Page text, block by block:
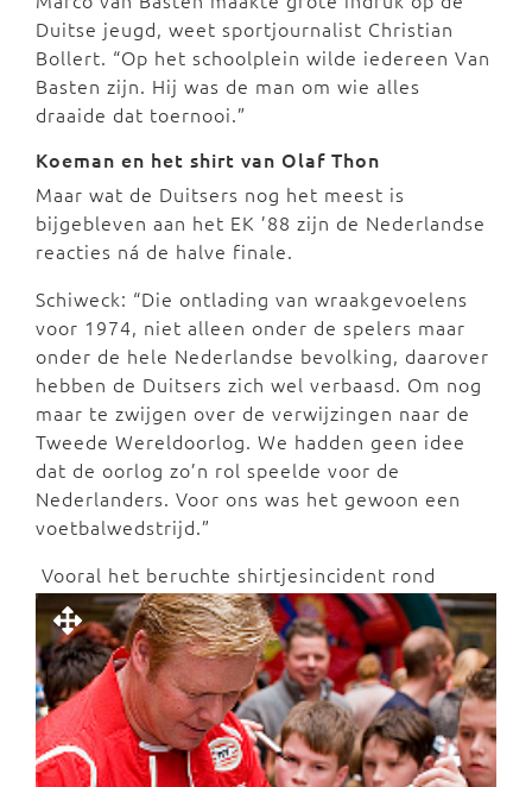
Duitse jeugd, weet sportjournalist Christian
Bollert. “Op het schoolplein wilde iedereen Van
Basten zijn. Hij was de man om wie alles
draaide dat toernooi.”
Koeman en het shirt van Olaf Thon
Maar wat de Duitsers nog het meest is
bijgebleven aan het EK ’88 zijn de Nederlandse
reacties ná de halve finale.
Schiweck: “Die ontlading van wraakgevoelens
voor 1974, niet alleen onder de spelers maar
onder de hele Nederlandse bevolking, daarover
hebben de Duitsers zich wel verbaasd. Om nog
maar te zwijgen over de verwijzingen naar de
Tweede Wereldoorlog. We hadden geen idee
dat de oorlog zo’n rol speelde voor de
Nederlanders. Voor ons was het gewoon een
voetbalwedstrijd.”
Vooral het beruchte shirtjesincident rond